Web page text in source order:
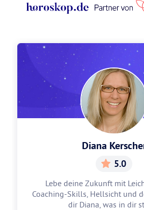
Diana
5.0
Lebe deine Zukunft mit
Coaching-Skills, Hellsicht und
dir Diana, was in dir